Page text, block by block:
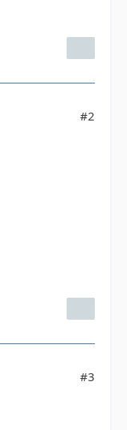
#2
#3